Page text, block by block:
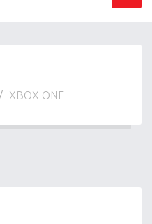
XBOX ONE